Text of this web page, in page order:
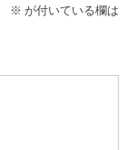
※ が付いている欄は